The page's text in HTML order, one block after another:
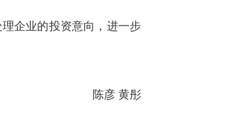
企业的投资意向，进一步
陈彦 黄彤